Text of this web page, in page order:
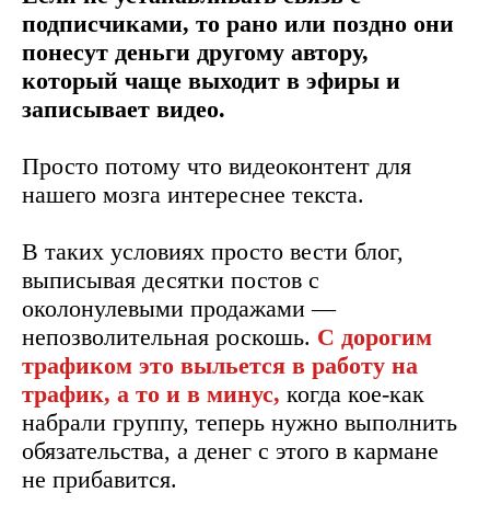
подписчиками, то рано или поздно они
понесут деньги другому автору,
который чаще выходит в эфиры и
записывает видео.
Просто потому что видеоконтент для
нашего мозга интереснее текста.
В таких условиях просто вести блог,
выписывая десятки постов с
околонулевыми продажами —
непозволительная роскошь. С дорогим
трафиком это выльется в работу на
трафик, а то и в минус, когда кое-как
набрали группу, теперь нужно выполнить
обязательства, а денег с этого в кармане
не прибавится.